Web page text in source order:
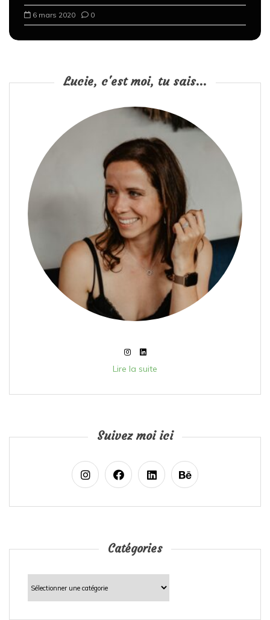
6 mars 2020 0
Lucie, c'est moi, tu sais...
Lire la suite
Suivez moi ici
Catégories
Catégories